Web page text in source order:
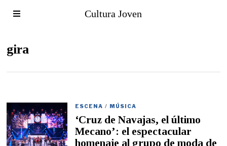
Cultura Joven
gira
ESCENA / MÚSICA
‘Cruz de Navajas, el último
Mecano’: el espectacular
homenaje al grupo de moda de